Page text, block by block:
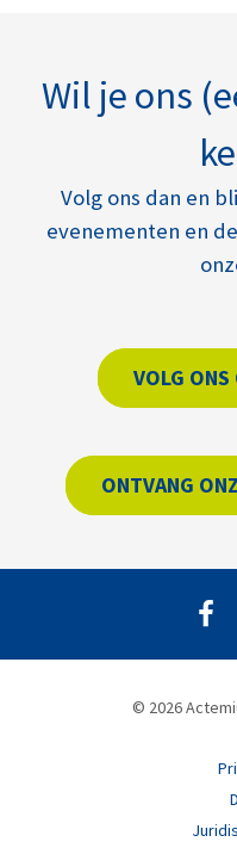
Wil je ons
Volg ons dan en
evenementen en
VOLG ONS
ONTVANG
© 2026